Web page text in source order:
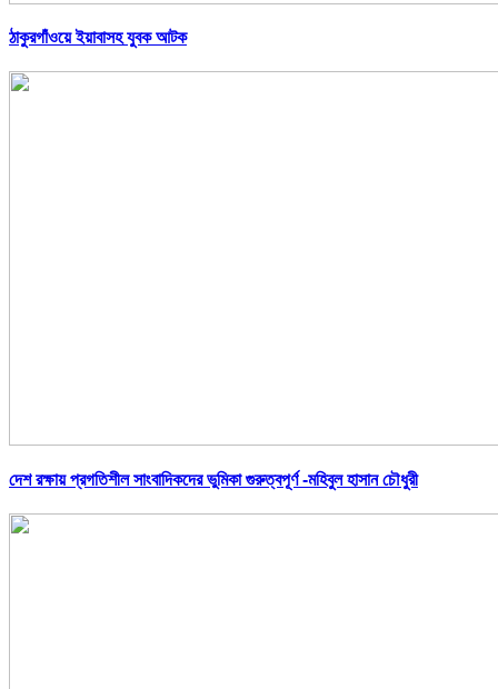
ঠাকুরগাঁওয়ে ইয়াবাসহ যুবক আটক
দেশ রক্ষায় প্রগতিশীল সাংবাদিকদের ভুমিকা গুরুত্বপূর্ণ -মহিবুল হাসান চৌধুরী